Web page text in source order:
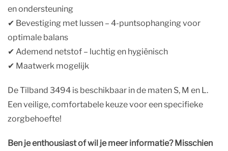
en ondersteuning
✔︎ Bevestiging met lussen – 4-puntsophanging voor
optimale balans
✔︎ Ademend netstof – luchtig en hygiënisch
✔︎ Maatwerk mogelijk
De Tilband 3494 is beschikbaar in de maten S, M en L.
Een veilige, comfortabele keuze voor een specifieke
zorgbehoefte!
Ben je enthousiast of wil je meer informatie? Misschien